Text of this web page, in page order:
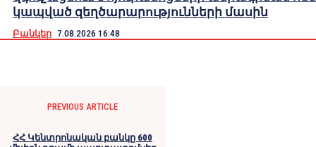
կապված զեղծարարությունների մասին
Բանկեր 7.08.2026 16:48
PREVIOUS ARTICLE
ՀՀ Կենտրոնական բանկը 600